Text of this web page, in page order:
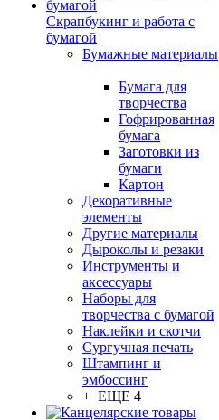
Скрапбукинг и работа с
бумагой
Бумажные материалы
Бумага для
творчества
Гофрированная
бумага
Заготовки из
бумаги
Картон
Декоративные
элементы
Другие материалы
Дыроколы и резаки
Инструменты и
аксессуары
Наборы для
творчества с бумагой
Наклейки и скотчи
Сургучная печать
Штампинг и
эмбоссинг
+ ЕЩЕ 4